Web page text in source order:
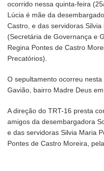
ocorrido nessa quinta-feira
Lúcia é mãe da
Castro, e das servidoras
(Secretária de Governança e
Regina Pontes de Castro
Precatórios).
O sepultamento ocorreu
Gavião, bairro Madre Deus
A direção do TRT-16 presta
amigos da desembargadora
e das servidoras Silvia Maria
Pontes de Castro Moreira,